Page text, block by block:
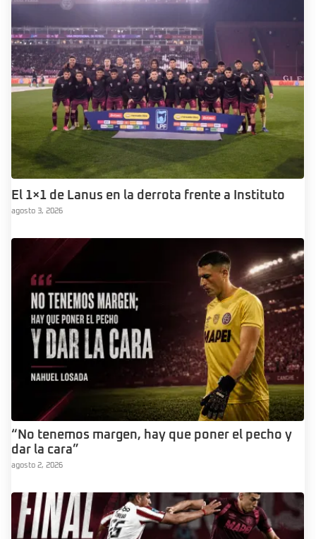
El 1×1 de Lanus en la derrota frente a Instituto
agosto 3, 2026
“No tenemos margen, hay que poner el pecho y
dar la cara”
agosto 2, 2026